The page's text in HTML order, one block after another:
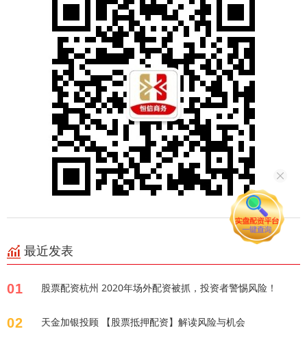
最近发表
01 股票配资杭州 2020年场外配资被抓，投资者警惕风险！
02 天金加银投顾 【股票抵押配资】解读风险与机会